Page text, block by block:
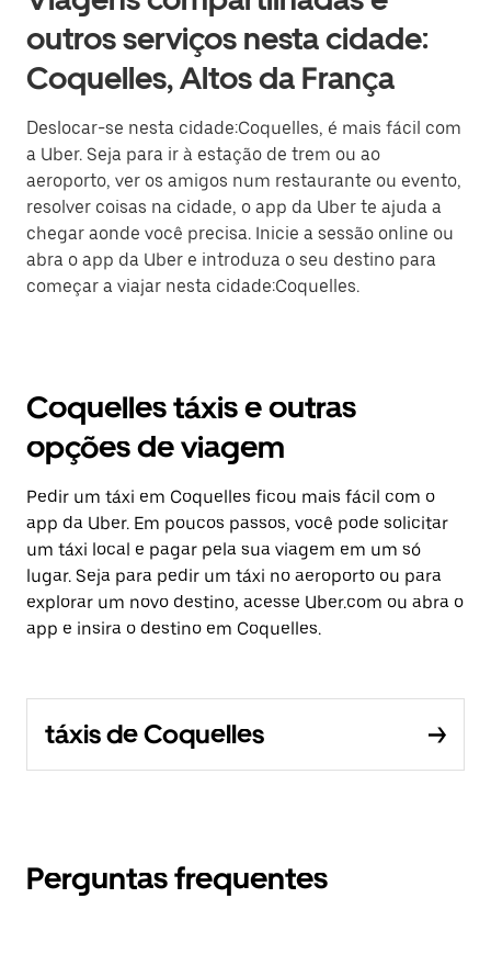
outros serviços nesta cidade:
Coquelles, Altos da França
Deslocar-se nesta cidade:Coquelles, é mais fácil com
a Uber. Seja para ir à estação de trem ou ao
aeroporto, ver os amigos num restaurante ou evento,
resolver coisas na cidade, o app da Uber te ajuda a
chegar aonde você precisa. Inicie a sessão online ou
abra o app da Uber e introduza o seu destino para
começar a viajar nesta cidade:Coquelles.
Coquelles táxis e outras
opções de viagem
Pedir um táxi em Coquelles ficou mais fácil com o
app da Uber. Em poucos passos, você pode solicitar
um táxi local e pagar pela sua viagem em um só
lugar. Seja para pedir um táxi no aeroporto ou para
explorar um novo destino, acesse Uber.com ou abra o
app e insira o destino em Coquelles.
táxis de Coquelles
Perguntas frequentes